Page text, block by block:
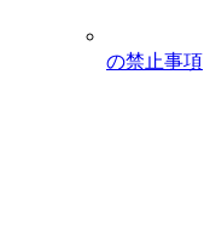
の禁止事項